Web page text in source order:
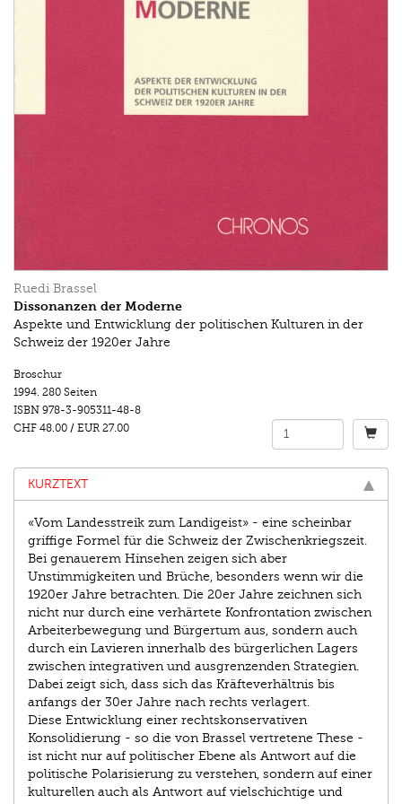
Ruedi Brassel
Dissonanzen der Moderne
Aspekte und Entwicklung der politischen Kulturen in der
Schweiz der 1920er Jahre
Broschur
1994. 280 Seiten
ISBN 978-3-905311-48-8
CHF 48.00 / EUR 27.00
KURZTEXT
«Vom Landesstreik zum Landigeist» - eine scheinbar
griffige Formel für die Schweiz der Zwischenkriegszeit.
Bei genauerem Hinsehen zeigen sich aber
Unstimmigkeiten und Brüche, besonders wenn wir die
1920er Jahre betrachten. Die 20er Jahre zeichnen sich
nicht nur durch eine verhärtete Konfrontation zwischen
Arbeiterbewegung und Bürgertum aus, sondern auch
durch ein Lavieren innerhalb des bürgerlichen Lagers
zwischen integrativen und ausgrenzenden Strategien.
Dabei zeigt sich, dass sich das Kräfteverhältnis bis
anfangs der 30er Jahre nach rechts verlagert.
Diese Entwicklung einer rechtskonservativen
Konsolidierung - so die von Brassel vertretene These -
ist nicht nur auf politischer Ebene als Antwort auf die
politische Polarisierung zu verstehen, sondern auf einer
kulturellen auch als Antwort auf vielschichtige und